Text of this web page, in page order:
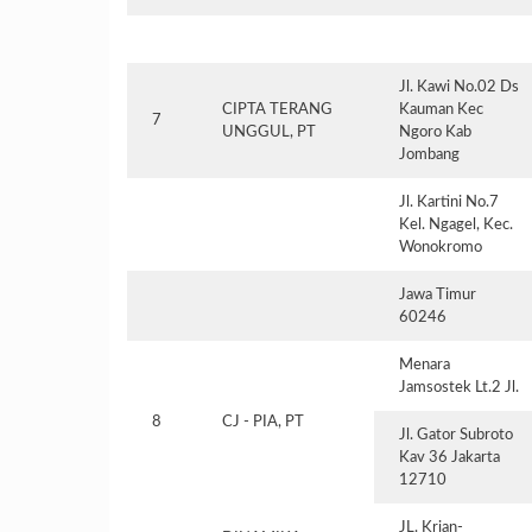
7
CIPTA TERANG
UNGGUL, PT
Jl. Kawi No.02 Ds
Kauman Kec
Ngoro Kab
Jombang
Jl. Kartini No.7
Kel. Ngagel, Kec.
Wonokromo
Jawa Timur
60246
8 CJ - PIA, PT
Menara
Jamsostek Lt.2 Jl.
Jl. Gator Subroto
Kav 36 Jakarta
12710
JL. Krian-